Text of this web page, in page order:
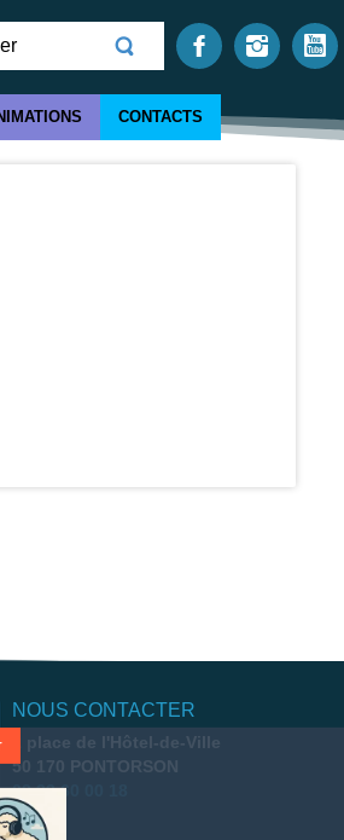
CONTACTS
NOUS CONTACTER
2 place de l'Hôtel-de-Ville
50 170 PONTORSON
02 33 60 00 18